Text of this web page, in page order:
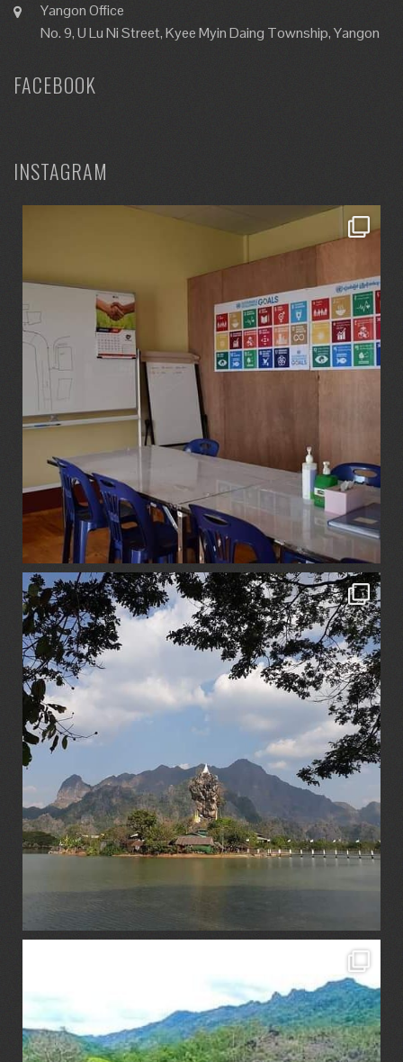
Yangon Office
No. 9, U Lu Ni Street, Kyee Myin Daing Township, Yangon
FACEBOOK
INSTAGRAM